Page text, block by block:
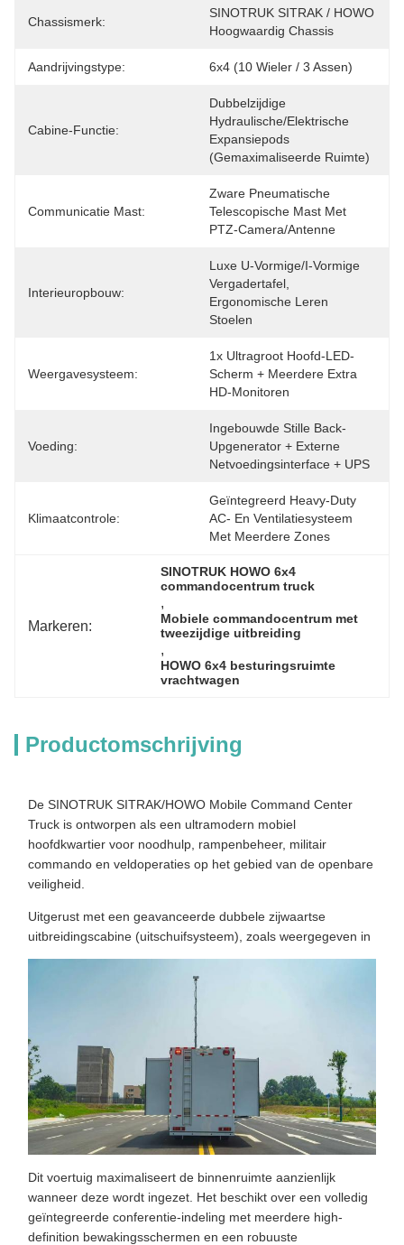
Chassismerk:
SINOTRUK SITRAK / HOWO
Hoogwaardig Chassis
Aandrijvingstype: 6x4 (10 Wieler / 3 Assen)
Cabine-Functie:
Dubbelzijdige
Hydraulische/elektrische
Expansiepods
(gemaximaliseerde Ruimte)
Communicatie Mast:
Zware Pneumatische
Telescopische Mast Met
PTZ-Camera/antenne
Interieuropbouw:
Luxe U-Vormige/I-Vormige
Vergadertafel,
Ergonomische Leren
Stoelen
Weergavesysteem:
1x Ultragroot Hoofd-LED-
Scherm + Meerdere Extra
HD-Monitoren
Voeding:
Ingebouwde Stille Back-
Upgenerator + Externe
Netvoedingsinterface + UPS
Klimaatcontrole:
Geïntegreerd Heavy-Duty
AC- En Ventilatiesysteem
Met Meerdere Zones
Markeren:
SINOTRUK HOWO 6x4
commandocentrum truck
,
Mobiele commandocentrum met
tweezijdige uitbreiding
,
HOWO 6x4 besturingsruimte
vrachtwagen
Productomschrijving
De SINOTRUK SITRAK/HOWO Mobile Command Center
Truck is ontworpen als een ultramodern mobiel
hoofdkwartier voor noodhulp, rampenbeheer, militair
commando en veldoperaties op het gebied van de openbare
veiligheid.
Uitgerust met een geavanceerde dubbele zijwaartse
uitbreidingscabine (uitschuifsysteem), zoals weergegeven in
Dit voertuig maximaliseert de binnenruimte aanzienlijk
wanneer deze wordt ingezet. Het beschikt over een volledig
geïntegreerde conferentie-indeling met meerdere high-
definition bewakingsschermen en een robuuste